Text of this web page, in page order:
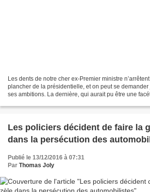
Les dents de notre cher ex-Premier ministre
plancher de la présidentielle, et on peut se demander
ses ambitions. La dernière, qui aurait pu être une
Les policiers décident de faire la
dans la persécution des
Publié le 13/12/2016 à 07:31
Par Thomas Joly